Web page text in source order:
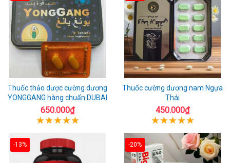
Thuốc thảo dược cường dương
YONGGANG hàng chuẩn DUBAI
650.000₫
Thuốc cường dương nam Ngựa
Thái
450.000₫
-13% -20%